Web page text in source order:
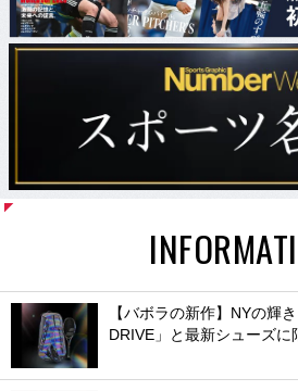
【バボラの新作】NYの輝
DRIVE」と最新シューズに